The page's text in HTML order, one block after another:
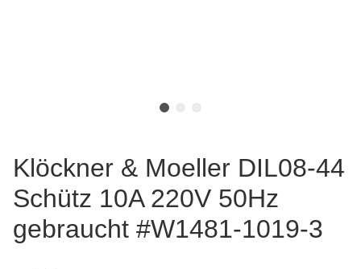
Klöckner & Moeller DIL08-44
Schütz 10A 220V 50Hz
gebraucht #W1481-1019-3